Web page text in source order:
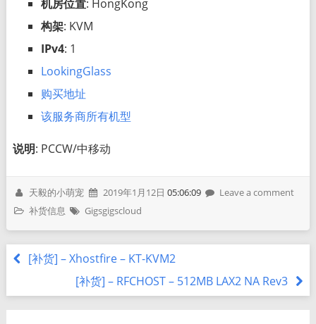
机房位置: HongKong
构架: KVM
IPv4: 1
LookingGlass
购买地址
该服务商所有机型
说明: PCCW/中移动
天毅的小萌宠 2019年1月12日 05:06:09
Leave a comment
补货信息
Gigsgigscloud
[补货] – Xhostfire – KT-KVM2
[补货] – RFCHOST – 512MB LAX2 NA Rev3